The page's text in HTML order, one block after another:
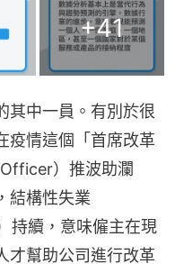
+41
其中一員。有別於很
疫情這個「首席改革
）推波助瀾
結構性失業
持續，意味僱主在現
才幫助公司進行改革